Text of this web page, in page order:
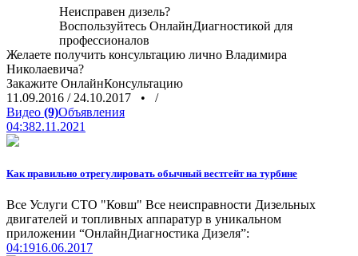
Неисправен дизель?
Воспользуйтесь ОнлайнДиагностикой для
профессионалов
Желаете получить консультацию лично Владимира
Николаевича?
Закажите ОнлайнКонсультацию
11.09.2016 / 24.10.2017 •
/
Видео (9)Объявления
04:382.11.2021
Как правильно отрегулировать обычный вестгейт на турбине
Все Услуги СТО "Ковш" Все неисправности Дизельных
двигателей и топливных аппаратур в уникальном
приложении “ОнлайнДиагностика Дизеля”:
04:1916.06.2017